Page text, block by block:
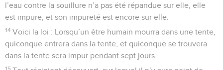
l’eau contre la souillure n’a pas été répandue sur elle, elle
est impure, et son impureté est encore sur elle.
14 Voici la loi : Lorsqu’un être humain mourra dans une tente,
quiconque entrera dans la tente, et quiconque se trouvera
dans la tente sera impur pendant sept jours.
15